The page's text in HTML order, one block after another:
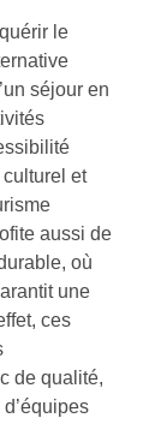
le
séjour en
et
aussi de
où
une
ces
de qualité,